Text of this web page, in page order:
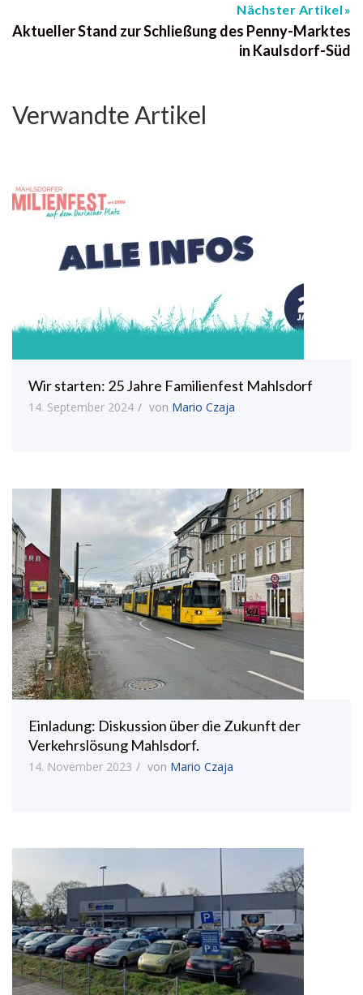
Nächster Artikel
Aktueller Stand zur Schließung des Penny-Marktes
in Kaulsdorf-Süd
Verwandte Artikel
Wir starten: 25 Jahre Familienfest Mahlsdorf
14. September 2024 von Mario Czaja
Einladung: Diskussion über die Zukunft der
Verkehrslösung Mahlsdorf.
14. November 2023 von Mario Czaja